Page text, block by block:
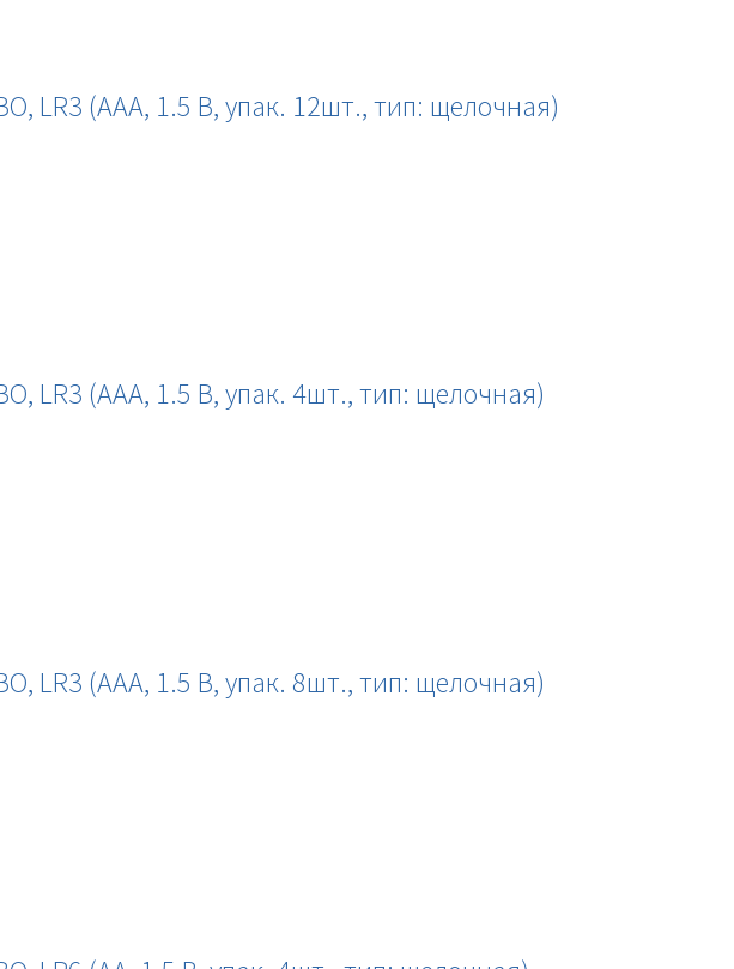
LR3 (АAА, 1.5 В, упак. 12шт., тип: щелочная)
LR3 (АAА, 1.5 В, упак. 4шт., тип: щелочная)
LR3 (АAА, 1.5 В, упак. 8шт., тип: щелочная)